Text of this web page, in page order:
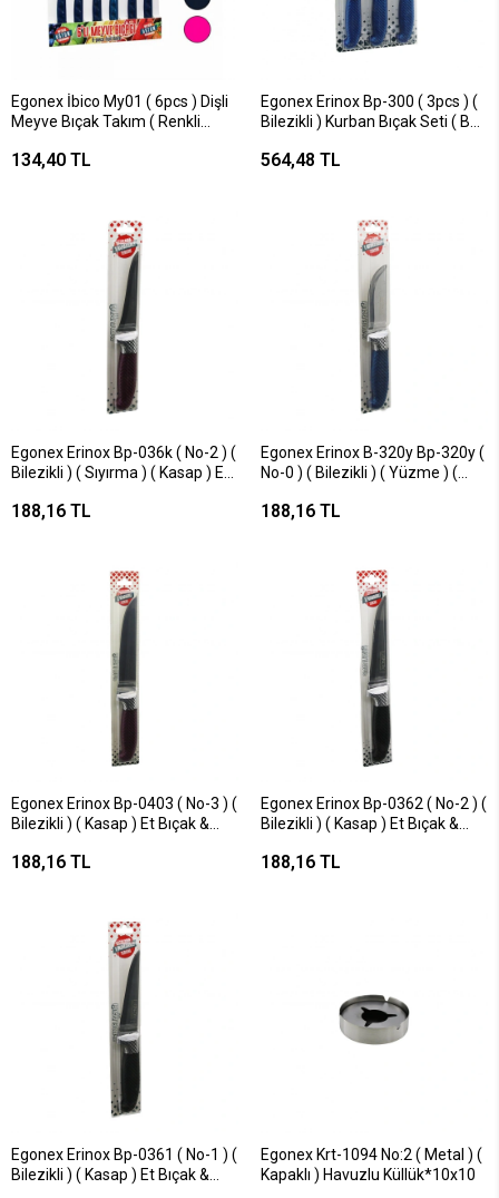
Egonex İbico My01 ( 6pcs ) Dişli
Meyve Bıçak Takım ( Renkli
134,40 TL
Egonex Erinox Bp-300 ( 3pcs ) (
Bilezikli ) Kurban Bıçak Seti ( Bp-
Kemik Sıyırma & No:0 Yüzme &
564,48 TL
Egonex Erinox Bp-036k ( No-2 ) (
Bilezikli ) ( Sıyırma ) ( Kasap ) Et
Kaymaz Saplı ) ( %100 El İşçilik
188,16 TL
Egonex Erinox B-320y Bp-320y (
No-0 ) ( Bilezikli ) ( Yüzme ) (
Renkli Plastik Kaymaz Saplı ) (
188,16 TL
Egonex Erinox Bp-0403 ( No-3 ) (
Bilezikli ) ( Kasap ) Et Bıçak &
Saplı ) ( %100 El İşçilik )*15x1
188,16 TL
Egonex Erinox Bp-0362 ( No-2 ) (
Bilezikli ) ( Kasap ) Et Bıçak &
Saplı ) ( %100 El İşçilik )*15x1
188,16 TL
Egonex Erinox Bp-0361 ( No-1 ) (
Bilezikli ) ( Kasap ) Et Bıçak &
Egonex Krt-1094 No:2 ( Metal ) (
Kapaklı ) Havuzlu Küllük*10x10